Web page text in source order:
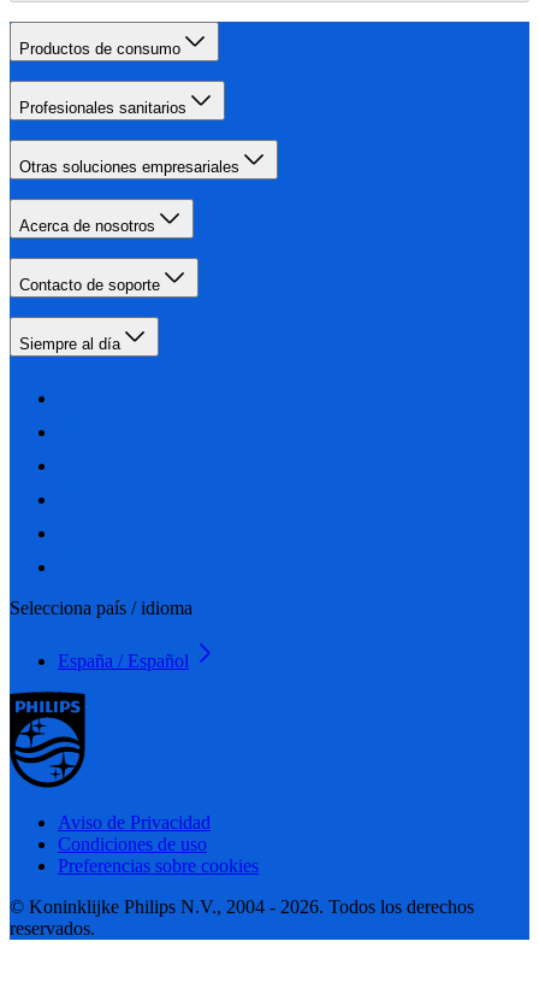
Productos de consumo
Profesionales sanitarios
Otras soluciones empresariales
Acerca de nosotros
Contacto de soporte
Siempre al día
Selecciona país / idioma
España / Español
Aviso de Privacidad
Condiciones de uso
Preferencias sobre cookies
© Koninklijke Philips N.V., 2004 - 2026. Todos los derechos
reservados.